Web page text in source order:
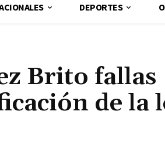
DEPORTES
Brito fallas
de la